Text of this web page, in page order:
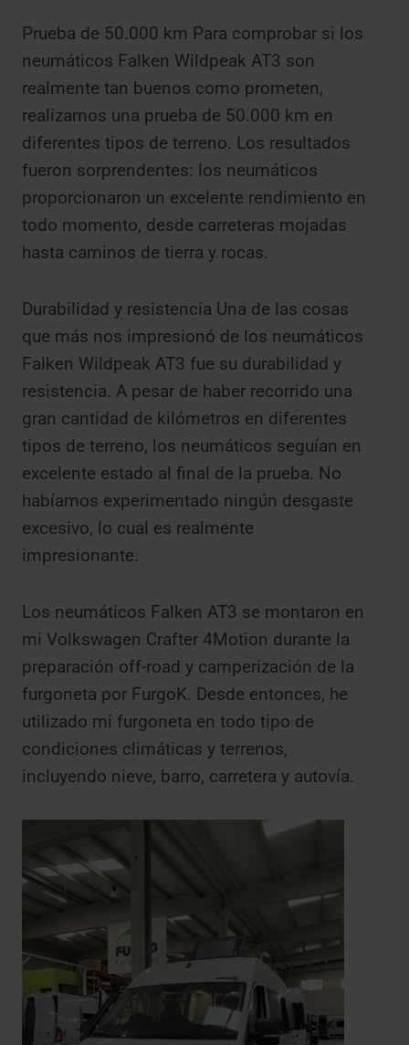
Prueba de 50.000 km Para comprobar si los
neumáticos Falken Wildpeak AT3 son
realmente tan buenos como prometen,
realizamos una prueba de 50.000 km en
diferentes tipos de terreno. Los resultados
fueron sorprendentes: los neumáticos
proporcionaron un excelente rendimiento en
todo momento, desde carreteras mojadas
hasta caminos de tierra y rocas.
Durabilidad y resistencia Una de las cosas
que más nos impresionó de los neumáticos
Falken Wildpeak AT3 fue su durabilidad y
resistencia. A pesar de haber recorrido una
gran cantidad de kilómetros en diferentes
tipos de terreno, los neumáticos seguían en
excelente estado al final de la prueba. No
habíamos experimentado ningún desgaste
excesivo, lo cual es realmente
impresionante.
Los neumáticos Falken AT3 se montaron en
mi Volkswagen Crafter 4Motion durante la
preparación off-road y camperización de la
furgoneta por FurgoK. Desde entonces, he
utilizado mi furgoneta en todo tipo de
condiciones climáticas y terrenos,
incluyendo nieve, barro, carretera y autovía.